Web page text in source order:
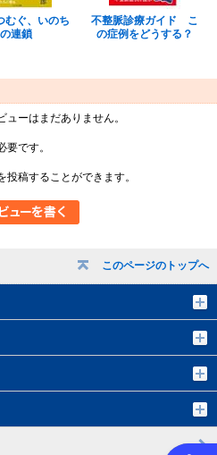
このページのトップへ
むぐ、いのち
の連鎖
不整脈診療ガイド こ
の症例をどうする？
ーはまだありません。
要です。
稿することができます。